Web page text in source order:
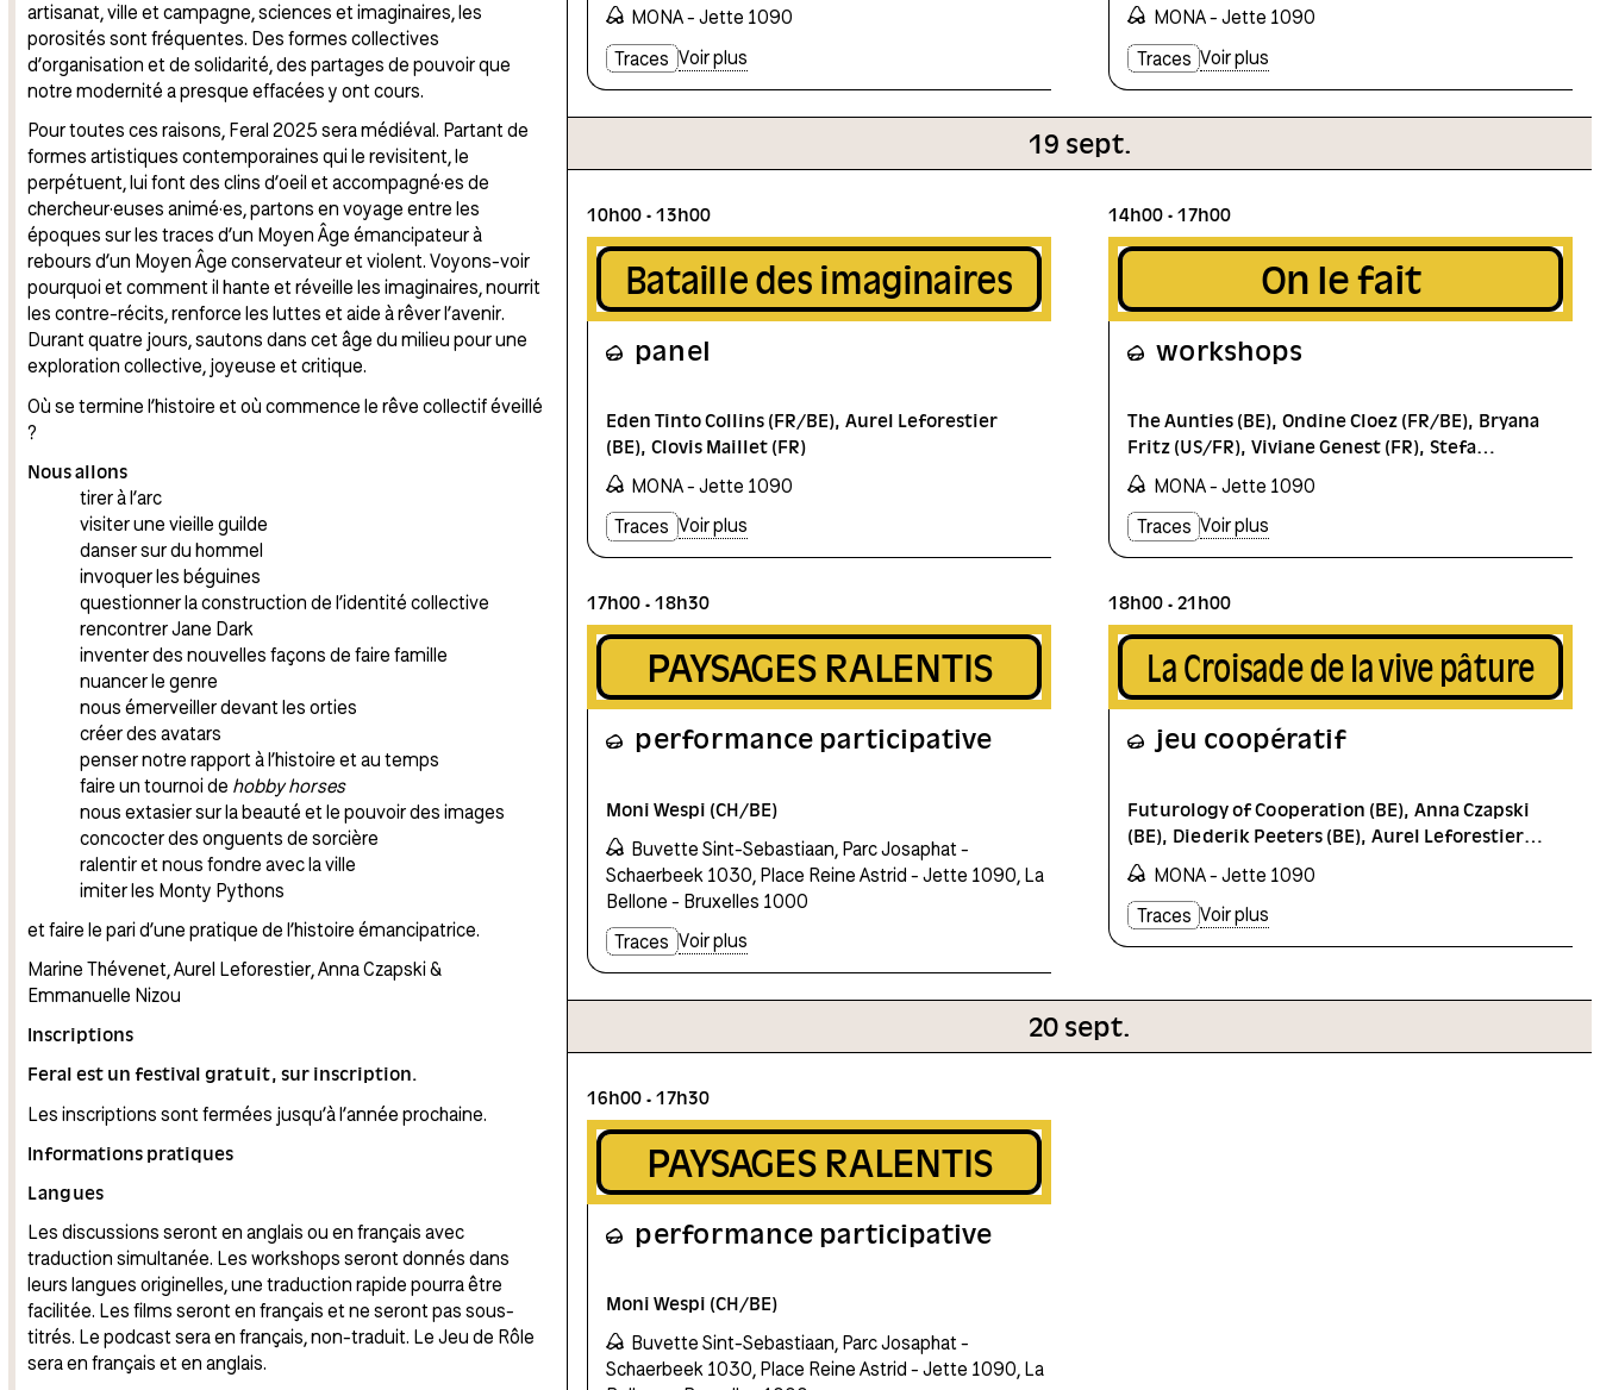
artisanat, ville et campagne, sciences et imaginaires, les
porosités sont fréquentes. Des formes collectives
d’organisation et de solidarité, des partages de pouvoir que
notre modernité a presque effacées y ont cours.
Pour toutes ces raisons, Feral 2025 sera médiéval. Partant de
formes artistiques contemporaines qui le revisitent, le
perpétuent, lui font des clins d’oeil et accompagné·es de
chercheur·euses animé·es, partons en voyage entre les
époques sur les traces d’un Moyen Âge émancipateur à
rebours d’un Moyen Âge conservateur et violent. Voyons-voir
pourquoi et comment il hante et réveille les imaginaires, nourrit
les contre-récits, renforce les luttes et aide à rêver l’avenir.
Durant quatre jours, sautons dans cet âge du milieu pour une
exploration collective, joyeuse et critique.
Où se termine l’histoire et où commence le rêve collectif éveillé
?
Nous allons
tirer à l’arc
visiter une vieille guilde
danser sur du hommel
invoquer les béguines
questionner la construction de l’identité collective
rencontrer Jane Dark
inventer des nouvelles façons de faire famille
nuancer le genre
nous émerveiller devant les orties
créer des avatars
penser notre rapport à l’histoire et au temps
faire un tournoi de hobby horses
nous extasier sur la beauté et le pouvoir des images
concocter des onguents de sorcière
ralentir et nous fondre avec la ville
imiter les Monty Pythons
et faire le pari d’une pratique de l’histoire émancipatrice.
Marine Thévenet, Aurel Leforestier, Anna Czapski &
Emmanuelle Nizou
Inscriptions
Feral est un festival gratuit, sur inscription.
Les inscriptions sont fermées jusqu’à l’année prochaine.
Informations pratiques
Langues
Les discussions seront en anglais ou en français avec
traduction simultanée. Les workshops seront donnés dans
leurs langues originelles, une traduction rapide pourra être
facilitée. Les films seront en français et ne seront pas sous-
titrés. Le podcast sera en français, non-traduit. Le Jeu de Rôle
sera en français et en anglais.
MONA - Jette 1090
Traces Voir plus
MONA - Jette 1090
Traces Voir plus
19 sept.
Bataille des imaginaires
panel
Eden Tinto Collins (FR/BE) Aurel Leforestier
(BE) Clovis Maillet (FR)
10h00 13h00
MONA - Jette 1090
Traces Voir plus
On le fait
workshops
The Aunties (BE) Ondine Cloez (FR/BE) Bryana
Fritz (US/FR) Viviane Genest (FR) Stefa
Govaart (NL/BE)
(BE) aniara rodado (CO/FR)
14h00 17h00
MONA - Jette 1090
Traces Voir plus
PAYSAGES RALENTIS
performance participative
Moni Wespi (CH/BE)
17h00 18h30
Buvette Sint-Sebastiaan, Parc Josaphat -
Schaerbeek 1030, Place Reine Astrid - Jette 1090, La
Bellone - Bruxelles 1000
Traces Voir plus
La Croisade de la vive pâture
jeu coopératif
Futurology of Cooperation (BE) Anna Czapski
(BE) Diederik Peeters (BE) Aurel Leforestier
(BE)
18h00 21h00
MONA - Jette 1090
Traces Voir plus
20 sept.
PAYSAGES RALENTIS
performance participative
Moni Wespi (CH/BE)
16h00 17h30
Buvette Sint-Sebastiaan, Parc Josaphat -
Schaerbeek 1030, Place Reine Astrid - Jette 1090, La